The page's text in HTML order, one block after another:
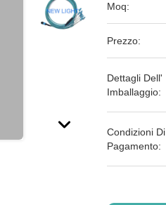
Moq:
Prezzo:
Dettagli Dell'
Imballaggio:
Condizioni Di
Pagamento: